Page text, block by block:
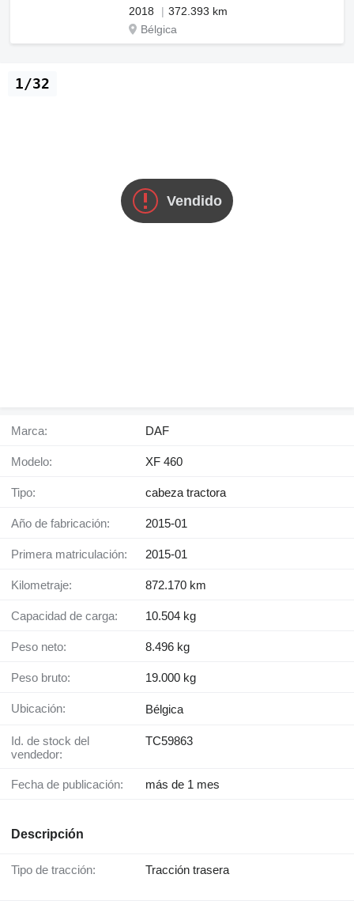
2018
372.393 km
Bélgica
Vendido
1/32
Marca: DAF
Modelo: XF 460
Tipo: cabeza tractora
Año de fabricación: 2015-01
Primera matriculación: 2015-01
Kilometraje: 872.170 km
Capacidad de carga: 10.504 kg
Peso neto: 8.496 kg
Peso bruto: 19.000 kg
Ubicación: Bélgica
Id. de stock del
vendedor:
TC59863
Fecha de publicación: más de 1 mes
Descripción
Tipo de tracción: Tracción trasera